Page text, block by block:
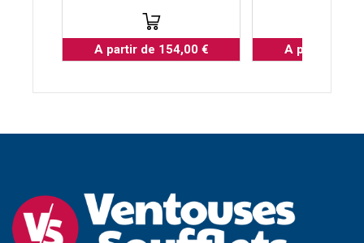
A partir de 154,00 € A partir de